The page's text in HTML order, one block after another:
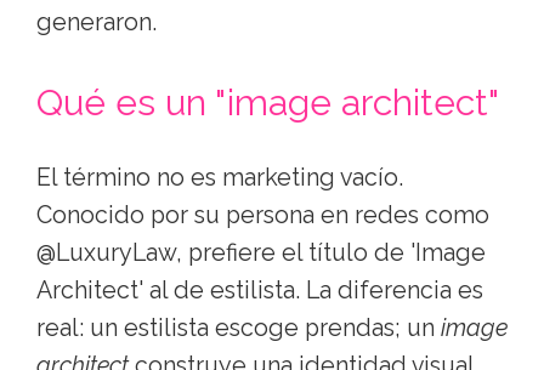
generaron.
Qué es un "image architect"
El término no es marketing vacío.
Conocido por su persona en redes como
@LuxuryLaw, prefiere el título de 'Image
Architect' al de estilista. La diferencia es
real: un estilista escoge prendas; un image